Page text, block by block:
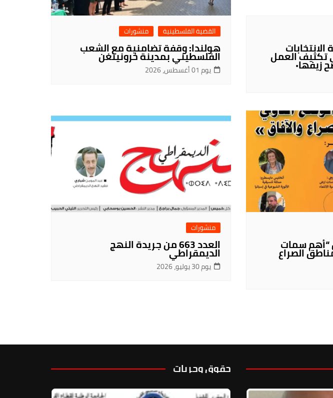
تكثيف العمل
القضية الفلسطينية منشورات
هولندا: وقفة تضامنية مع الشعب
الفلسطيني بمدينة خرونينغن
يوم 01 أغسطس، 2026
“أهم سمات
الصراع
منشورات
العدد 663 من جريدة النهجالديمقراطي
يوم 30 يوليو، 2026
حقوق وحريات